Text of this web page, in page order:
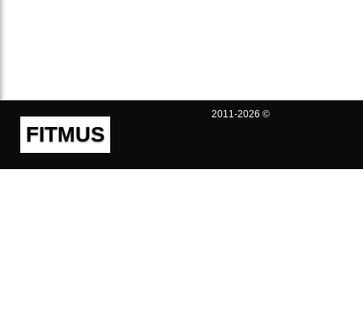
FITMUS
2011-2026 ©